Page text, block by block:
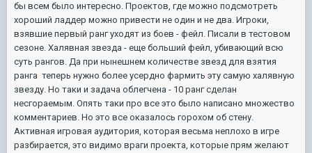
бы всем было интересно. Проектов, где можно подсмотреть
хороший ладдер можно привести не один и не два. Игроки,
взявшие первый ранг уходят из боев - фейл. Писали в тестовом
сезоне. Халявная звезда - еще больший фейл, убивающий всю
суть рангов. Да при нынешнем количестве звезд для взятия
ранга теперь нужно более усердно фармить эту самую халявную
звезду. Но таки и задача облегчена - 10 ранг сделан
несгораемым. Опять таки про все это было написано множество
комментариев. Но это все оказалось горохом об стену.
Активная игровая аудитория, которая весьма неплохо в игре
разбирается, это видимо враги проекта, которые прям желают